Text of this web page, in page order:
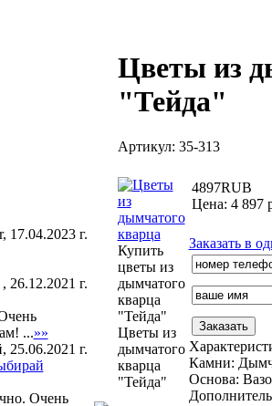
17.04.2023 г.
26.12.2021 г.
...»»
25.06.2021 г.
Очень
Цветы из
"Тейда"
Артикул: 35-313
Купить
цветы из
дымчатого
кварца
"Тейда"
Цветы из
дымчатого
кварца
"Тейда"
4897RUB
Цена: 4 897
Заказать в
Камни:
Основа: